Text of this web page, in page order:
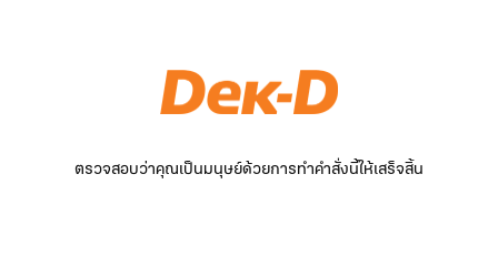
ตรวจสอบว่าคุณเป็นมนุษย์ด้วยการทำคำสั่งนี้ให้เสร็จสิ้น